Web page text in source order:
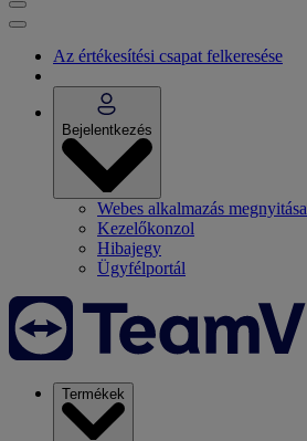
Az értékesítési csapat felkeresése
Bejelentkezés
Webes alkalmazás megnyitása
Kezelőkonzol
Hibajegy
Ügyfélportál
Termékek